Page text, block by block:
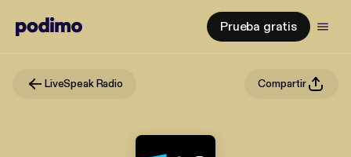
Prueba gratis
LiveSpeak Radio Compartir